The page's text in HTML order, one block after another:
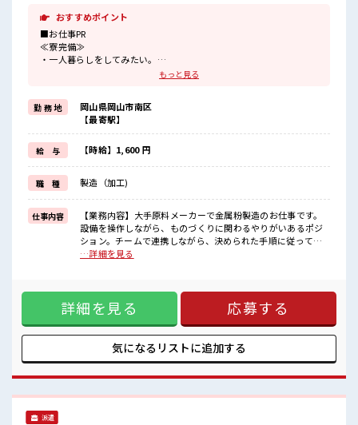
おすすめポイント
■お仕事PR
≪寮完備≫
・一人暮らしをしてみたい。
・地元から出て新しい場所で働いてみたい。
そんな方にピッタリな「寮あり」のお仕事です！
赴任地までの交通費も当社が負担(規定有)！
遠方の方もご安心して応募ください！
≪プライベートが充実する≫
場合によってはお願いすることもありますが、
残業はほとんどナシ！
≪機能的な制服アリ≫
制服があるので、
毎日の服装の悩み解消♪
≪自分に合った期間で働ける≫
福利厚生が整った派遣のお仕事です！
■職場の雰囲気
持ち物が多いあなたにもぴったり☆
ロッカー付き職場♪
残業はほとんどありません！
高収入もバッチリ目指せますよ！
もっと見る
勤 務 地
岡山県岡山市南区
【最寄駅】
給 与 【時給】1,600 円
職 種 製造（加工)
仕事内容
【業務内容】大手原料メーカーで金属粉製造のお仕事です。
設備を操作しながら、ものづくりに関わるやりがいあるポジ
ション。チームで連携しながら、決められた手順に従って作
業を進めていただきます■ 原料の準備指示書に沿って必要な
水などの工程も、マニュアルに沿って対応します■製品の運
搬(工程間移動)完成した製品を次の工程へ移動し、スムーズな
生産をサポート【取扱製品】金属粉末 ※寮アリのお仕事！一
人暮らしスタートにもピッタリ♪ ■お仕事PR ≪寮完備≫ ・一
人暮らしをしてみたい。 ・地元から出て新しい場所で働いて
みたい。 ・すぐに働けて稼げる仕事がしたい。 そんな方にピ
社が負担(規定有)！ 遠方の方もご安心して応募ください！ ≪
プライベートが充実する≫ 場合によってはお願いすることも
…詳細を見る
詳細を見る 応募する
気になるリストに追加する
派遣